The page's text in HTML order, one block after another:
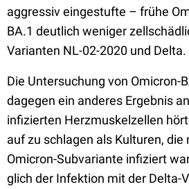
aggressiv eingestufte – frühe
BA.1 deutlich weniger
Varianten NL-02-2020 und Delta.
Die Untersuchung von Omicron-
dagegen ein anderes Ergebnis
infizierten Herzmuskelzellen
auf zu schlagen als Kulturen, die
Omicron-Subvariante infiziert
glich der Infektion mit der Delta-